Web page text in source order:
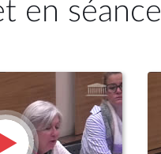
en séance